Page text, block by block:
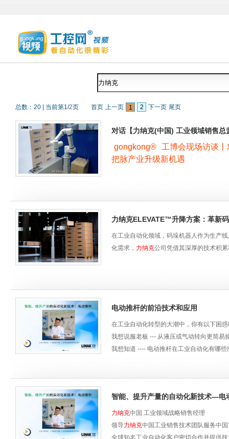
总数： 20 当前第1/2页 首页 上一页 1 2 下一页 尾页
对话【力纳克(中国) 工业领域销售
gongkong®
工博会现场访谈丨
把脉产业升级新机遇
力纳克ELEVATE™升降方案：革新
在工业自动化领域，码垛机器人作为生产
化需求， 力纳克公司凭借其深厚的技术积
电动推杆的前沿技术和应用
在工业自动化转型的大潮中，你有以下困
我想说服老板 --- 从液压或气动转向更简易
我想知道 ---- 电动推杆在工业自动化有哪些
电动推杆传动技术作为一种新兴传动技术
业通风等。与液压和气动技术相比，
人均产出等优势。如果您正在工业自动化
的在线研讨会。
智能、提升产量的自动化新技术—电
力纳克中国 工业领域战略销售经理
领导力纳克中国工业销售技术团队服务中
全球知名工业自动化客户密切合作并提供